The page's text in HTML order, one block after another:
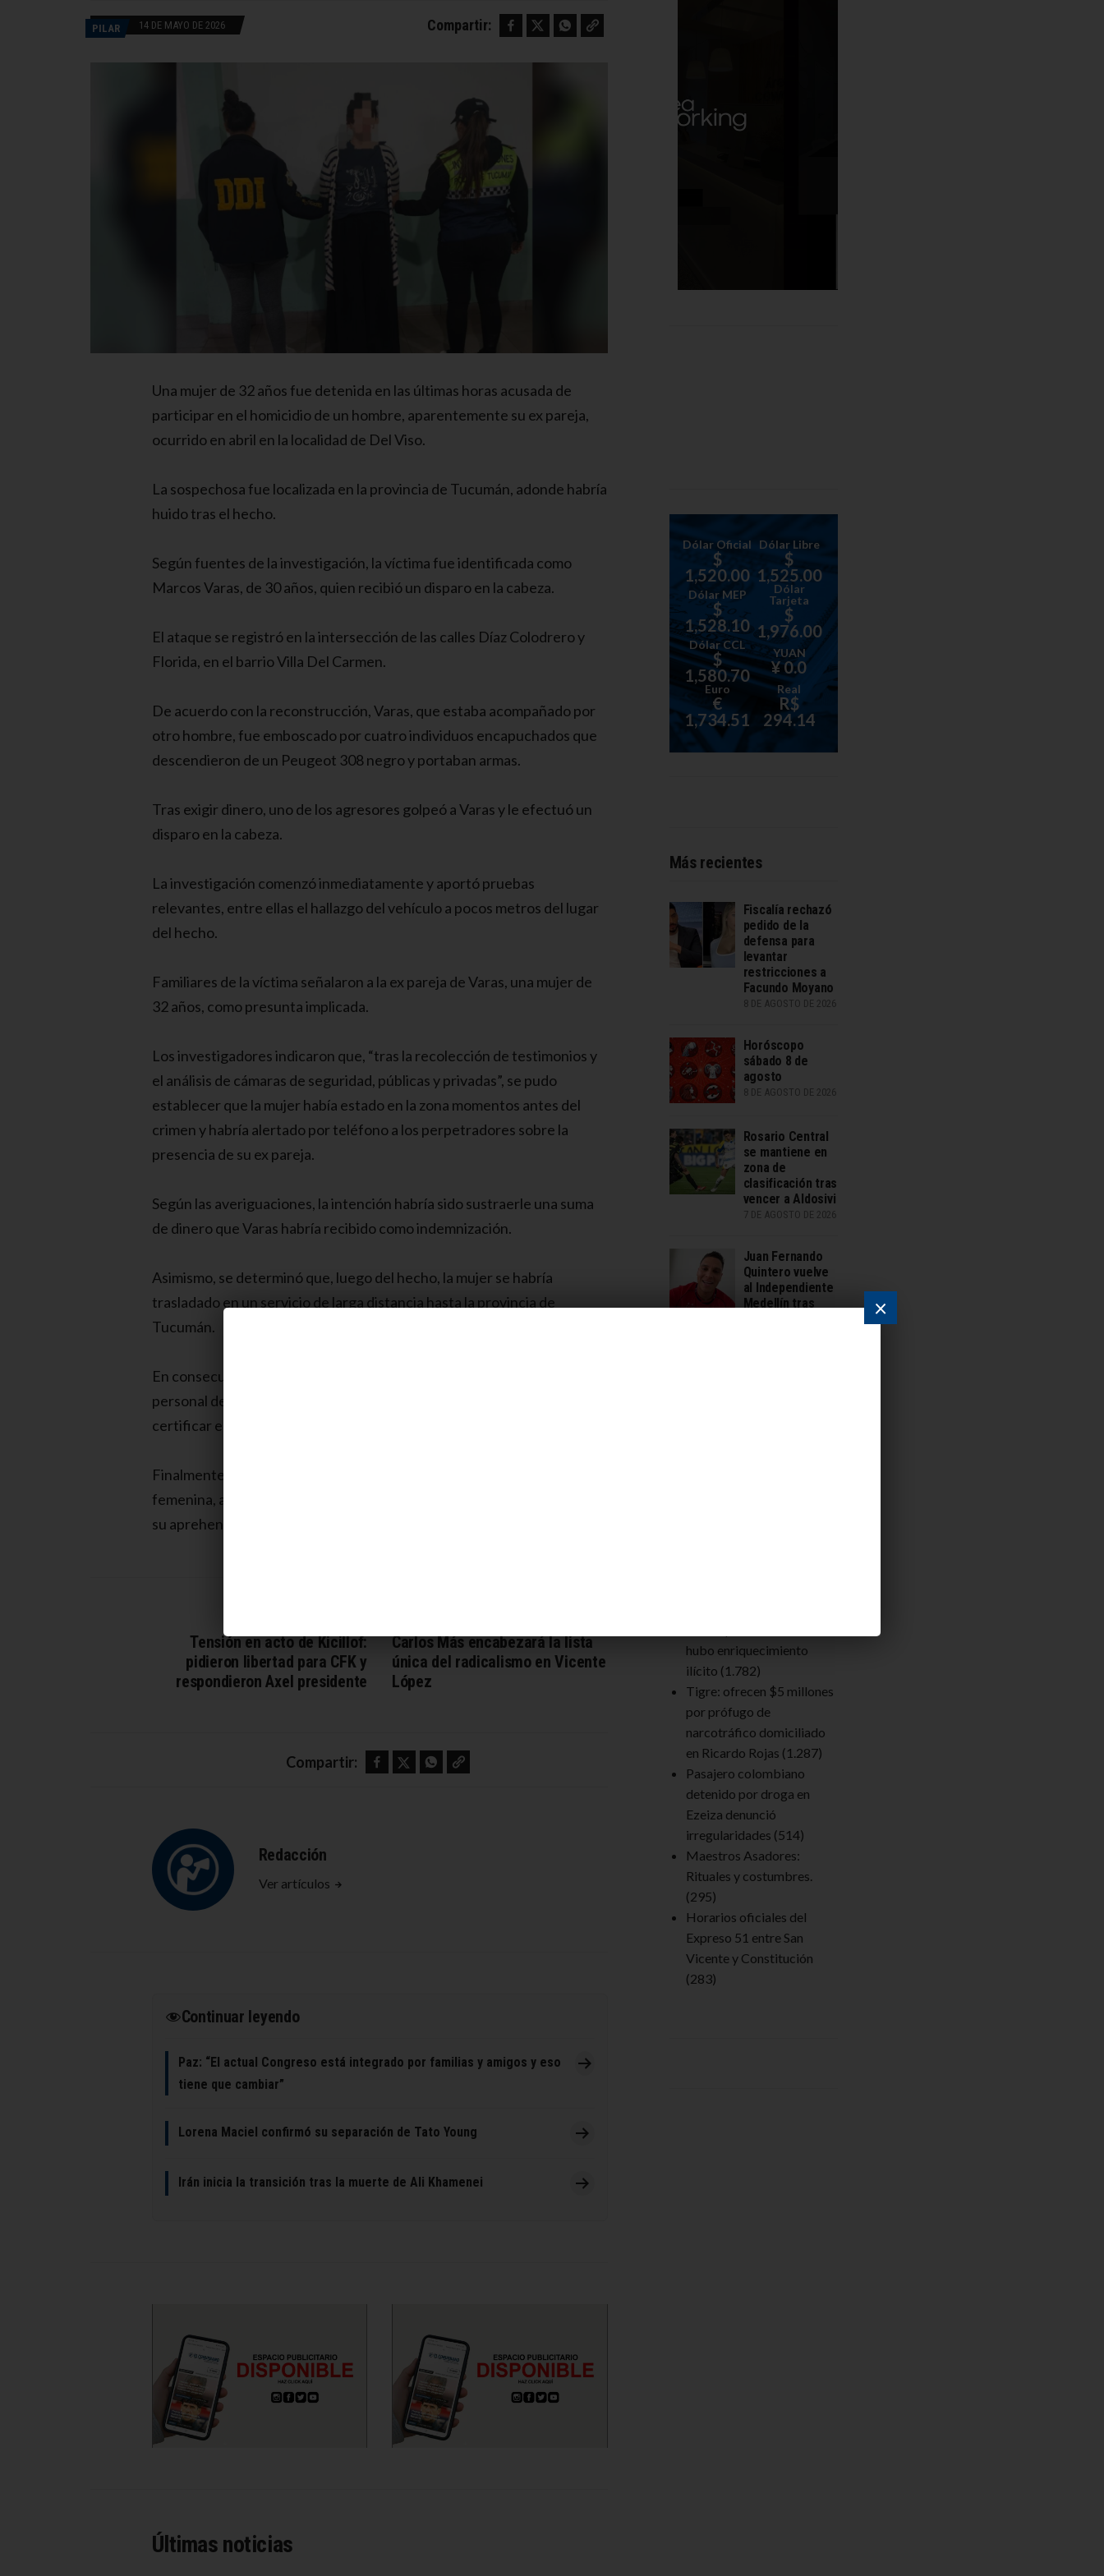
PILAR 14 DE MAYO DE 2026 Compartir: Facebook Twitter WhatsApp Copy link
Una mujer de 32 años fue detenida en las últimas horas acusada de
participar en el homicidio de un hombre, aparentemente su ex pareja,
ocurrido en abril en la localidad de Del Viso.
La sospechosa fue localizada en la provincia de Tucumán, adonde habría
huido tras el hecho.
Según fuentes de la investigación, la víctima fue identificada como
Marcos Varas, de 30 años, quien recibió un disparo en la cabeza.
El ataque se registró en la intersección de las calles Díaz Colodrero y
Florida, en el barrio Villa Del Carmen.
De acuerdo con la reconstrucción, Varas, que estaba acompañado por
otro hombre, fue emboscado por cuatro individuos encapuchados que
descendieron de un Peugeot 308 negro y portaban armas.
Tras exigir dinero, uno de los agresores golpeó a Varas y le efectuó un
disparo en la cabeza.
La investigación comenzó inmediatamente y aportó pruebas
relevantes, entre ellas el hallazgo del vehículo a pocos metros del lugar
del hecho.
Familiares de la víctima señalaron a la ex pareja de Varas, una mujer de
32 años, como presunta implicada.
Los investigadores indicaron que, “tras la recolección de testimonios y
el análisis de cámaras de seguridad, públicas y privadas”, se pudo
establecer que la mujer había estado en la zona momentos antes del
crimen y habría alertado por teléfono a los perpetradores sobre la
presencia de su ex pareja.
Según las averiguaciones, la intención habría sido sustraerle una suma
de dinero que Varas habría recibido como indemnización.
Asimismo, se determinó que, luego del hecho, la mujer se habría
trasladado en un servicio de larga distancia hasta la provincia de
Tucumán.
En consecuencia, el Agente Fiscal Dr. Pablo Menteguiaga dispuso que
personal de la Sub DDI de Pilar se despliegue hasta esa ciudad para
certificar el domicilio donde podría residir la imputada.
Finalmente, la mujer fue ubicada en un comercio dedicado a la belleza
femenina, aparentemente propiedad de su hermana, y allí se concretó
su aprehensión.
Tensión en acto de Kicillof:
pidieron libertad para CFK y
respondieron Axel presidente
Carlos Más encabezará la lista
única del radicalismo en Vicente
López
Compartir: Facebook Twitter WhatsApp Copy link
Redacción
Ver artículos
Continuar leyendo
Paz: “El actual Congreso está integrado por familias y amigos y eso
tiene que cambiar”
Lorena Maciel confirmó su separación de Tato Young
Irán inicia la transición tras la muerte de Ali Khamenei
Últimas noticias
Dólar Oficial
$
1,520.00
Dólar Libre
$
1,525.00
Dólar MEP
$
1,528.10
Dólar
Tarjeta
$
1,976.00
Dólar CCL
$
1,580.70
YUAN
¥ 0.0
Euro
€
1,734.51
Real
R$
294.14
Más recientes
Fiscalía rechazó
pedido de la
defensa para
levantar
restricciones a
Facundo Moyano
8 DE AGOSTO DE 2026
Horóscopo
sábado 8 de
agosto
8 DE AGOSTO DE 2026
Rosario Central
se mantiene en
zona de
clasificación tras
vencer a Aldosivi
7 DE AGOSTO DE 2026
Juan Fernando
Quintero vuelve
al Independiente
Medellín tras
hubo enriquecimiento
ilícito (1.782)
Tigre: ofrecen $5 millones
por prófugo de
narcotráfico domiciliado
en Ricardo Rojas (1.287)
Pasajero colombiano
detenido por droga en
Ezeiza denunció
irregularidades (514)
Maestros Asadores:
Rituales y costumbres.
(295)
Horarios oficiales del
Expreso 51 entre San
Vicente y Constitución
(283)
×